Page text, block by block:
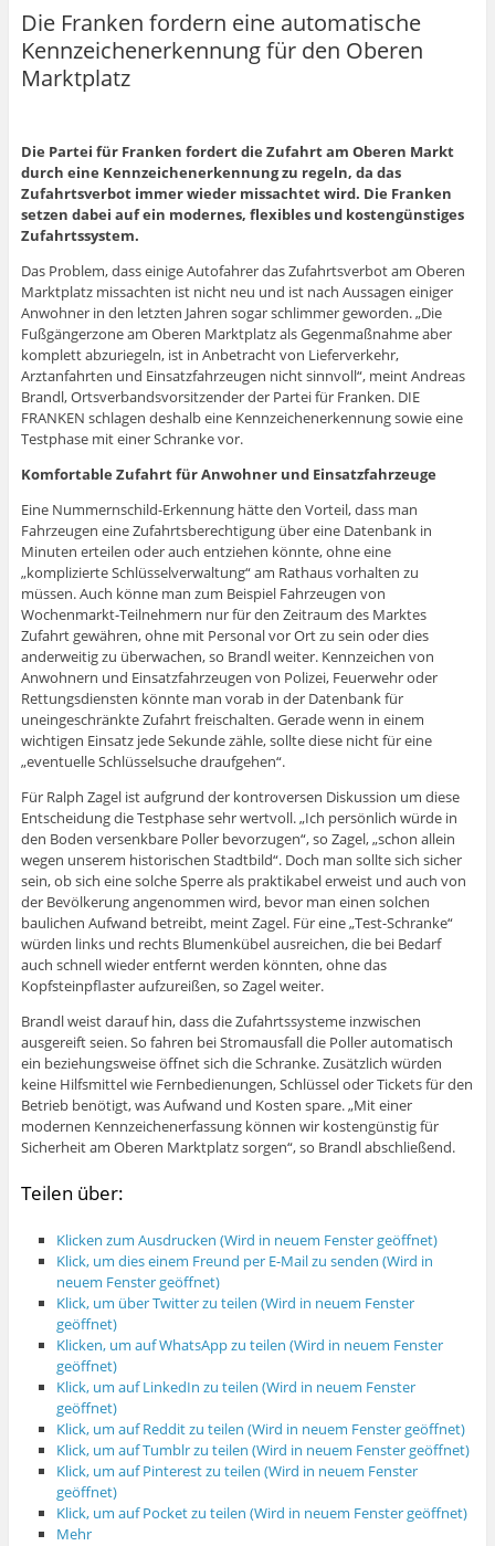
Die Franken fordern eine automatische
Kennzeichenerkennung für den Oberen
Marktplatz
Die Partei für Franken fordert die Zufahrt am Oberen Markt
durch eine Kennzeichenerkennung zu regeln, da das
Zufahrtsverbot immer wieder missachtet wird. Die Franken
setzen dabei auf ein modernes, flexibles und kostengünstiges
Zufahrtssystem.
Das Problem, dass einige Autofahrer das Zufahrtsverbot am Oberen
Marktplatz missachten ist nicht neu und ist nach Aussagen einiger
Anwohner in den letzten Jahren sogar schlimmer geworden. „Die
Fußgängerzone am Oberen Marktplatz als Gegenmaßnahme aber
komplett abzuriegeln, ist in Anbetracht von Lieferverkehr,
Arztanfahrten und Einsatzfahrzeugen nicht sinnvoll“, meint Andreas
Brandl, Ortsverbandsvorsitzender der Partei für Franken. DIE
FRANKEN schlagen deshalb eine Kennzeichenerkennung sowie eine
Testphase mit einer Schranke vor.
Komfortable Zufahrt für Anwohner und Einsatzfahrzeuge
Eine Nummernschild-Erkennung hätte den Vorteil, dass man
Fahrzeugen eine Zufahrtsberechtigung über eine Datenbank in
Minuten erteilen oder auch entziehen könnte, ohne eine
„komplizierte Schlüsselverwaltung“ am Rathaus vorhalten zu
müssen. Auch könne man zum Beispiel Fahrzeugen von
Wochenmarkt-Teilnehmern nur für den Zeitraum des Marktes
Zufahrt gewähren, ohne mit Personal vor Ort zu sein oder dies
anderweitig zu überwachen, so Brandl weiter. Kennzeichen von
Anwohnern und Einsatzfahrzeugen von Polizei, Feuerwehr oder
Rettungsdiensten könnte man vorab in der Datenbank für
uneingeschränkte Zufahrt freischalten. Gerade wenn in einem
wichtigen Einsatz jede Sekunde zähle, sollte diese nicht für eine
„eventuelle Schlüsselsuche draufgehen“.
Für Ralph Zagel ist aufgrund der kontroversen Diskussion um diese
Entscheidung die Testphase sehr wertvoll. „Ich persönlich würde in
den Boden versenkbare Poller bevorzugen“, so Zagel, „schon allein
wegen unserem historischen Stadtbild“. Doch man sollte sich sicher
sein, ob sich eine solche Sperre als praktikabel erweist und auch von
der Bevölkerung angenommen wird, bevor man einen solchen
baulichen Aufwand betreibt, meint Zagel. Für eine „Test-Schranke“
würden links und rechts Blumenkübel ausreichen, die bei Bedarf
auch schnell wieder entfernt werden könnten, ohne das
Kopfsteinpflaster aufzureißen, so Zagel weiter.
Brandl weist darauf hin, dass die Zufahrtssysteme inzwischen
ausgereift seien. So fahren bei Stromausfall die Poller automatisch
ein beziehungsweise öffnet sich die Schranke. Zusätzlich würden
keine Hilfsmittel wie Fernbedienungen, Schlüssel oder Tickets für den
Betrieb benötigt, was Aufwand und Kosten spare. „Mit einer
modernen Kennzeichenerfassung können wir kostengünstig für
Sicherheit am Oberen Marktplatz sorgen“, so Brandl abschließend.
Teilen über:
Klicken zum Ausdrucken (Wird in neuem Fenster geöffnet)
Klick, um dies einem Freund per E-Mail zu senden (Wird in
neuem Fenster geöffnet)
Klick, um über Twitter zu teilen (Wird in neuem Fenster
geöffnet)
Klicken, um auf WhatsApp zu teilen (Wird in neuem Fenster
geöffnet)
Klick, um auf LinkedIn zu teilen (Wird in neuem Fenster
geöffnet)
Klick, um auf Reddit zu teilen (Wird in neuem Fenster geöffnet)
Klick, um auf Tumblr zu teilen (Wird in neuem Fenster geöffnet)
Klick, um auf Pinterest zu teilen (Wird in neuem Fenster
geöffnet)
Klick, um auf Pocket zu teilen (Wird in neuem Fenster geöffnet)
Mehr